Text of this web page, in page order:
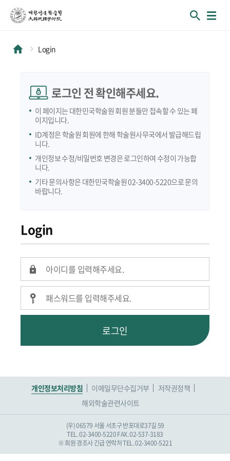
Login
로그인 전 확인해주세요.
이 페이지는 대한민국학술원 회원 분들만 접속할 수 있는 페
이지입니다.
ID계정은 학술원 회원에 한해 학술원사무국에서 발급해드립
니다.
개인정보 수정/비밀번호 변경은 로그인하여 수정이 가능합
니다.
기타 문의사항은 대한민국학술원 02-3400-5220으로 문의
바랍니다.
Login
로그인
개인정보처리방침 이메일무단수집거부
저작권정책
해외학술관련사이트
(우) 06579 서울 서초구 반포대로37길 59
TEL. 02-3400-5220FAX. 02-537-3183
※ 회원 경조사 긴급 연락처 TEL. 02-3400-5221